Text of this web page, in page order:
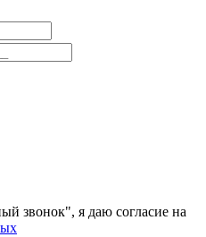
звонок", я даю согласие на